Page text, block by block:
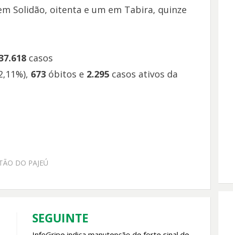
Solidão, oitenta e um em Tabira, quinze
casos
673 óbitos e 2.295 casos ativos da
DO PAJEÚ
SEGUINTE